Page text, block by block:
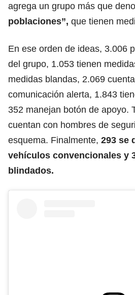
agrega un grupo más que
poblaciones”, que tienen
En ese orden de ideas, 3.006
del grupo, 1.053 tienen
medidas blandas, 2.069
comunicación alerta, 1.843
352 manejan botón de apoyo.
cuentan con hombres de
esquema. Finalmente, 293 se
vehículos convencionales y
blindados.